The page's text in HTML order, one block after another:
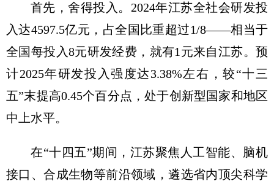
首先，舍得投入。2024年江苏全社会研发投
入达4597.5亿元，占全国比重超过1/8——相当于
全国每投入8元研发经费，就有1元来自江苏。预
计2025年研发投入强度达3.38%左右，较“十三
五”末提高0.45个百分点，处于创新型国家和地区
中上水平。
在“十四五”期间，江苏聚焦人工智能、脑机
接口、合成生物等前沿领域，遴选省内顶尖科学